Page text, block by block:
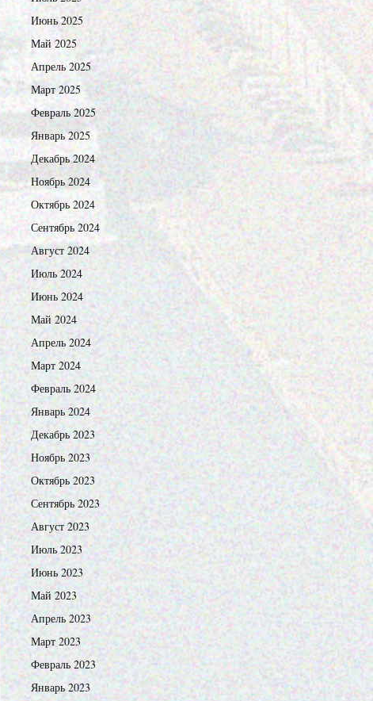
Июнь 2025
Май 2025
Апрель 2025
Март 2025
Февраль 2025
Январь 2025
Декабрь 2024
Ноябрь 2024
Октябрь 2024
Сентябрь 2024
Август 2024
Июль 2024
Июнь 2024
Май 2024
Апрель 2024
Март 2024
Февраль 2024
Январь 2024
Декабрь 2023
Ноябрь 2023
Октябрь 2023
Сентябрь 2023
Август 2023
Июль 2023
Июнь 2023
Май 2023
Апрель 2023
Март 2023
Февраль 2023
Январь 2023